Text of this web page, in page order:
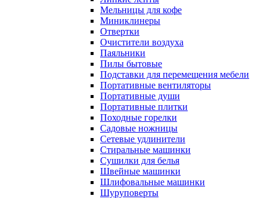
Мельницы для кофе
Миниклинеры
Отвертки
Очистители воздуха
Паяльники
Пилы бытовые
Подставки для перемещения мебели
Портативные вентиляторы
Портативные души
Портативные плитки
Походные горелки
Садовые ножницы
Сетевые удлинители
Стиральные машинки
Сушилки для белья
Швейные машинки
Шлифовальные машинки
Шуруповерты